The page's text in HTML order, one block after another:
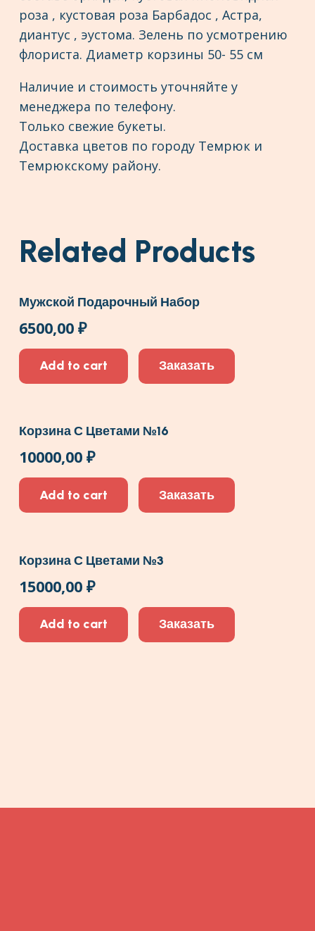
роза , кустовая роза Барбадос , Астра,
диантус , эустома. Зелень по усмотрению
флориста. Диаметр корзины 50- 55 см
Наличие и стоимость уточняйте у
менеджера по телефону.
Только свежие букеты.
Доставка цветов по городу Темрюк и
Темрюкскому району.
Related Products
Мужской Подарочный Набор
6500,00 ₽
Add to cart Заказать
Корзина С Цветами №16
10000,00 ₽
Add to cart Заказать
Корзина С Цветами №3
15000,00 ₽
Add to cart Заказать